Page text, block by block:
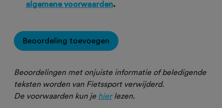
algemene voorwaarden.
Beoordeling toevoegen
Beoordelingen met onjuiste informatie of beledigende
teksten worden van Fietssport verwijderd.
De voorwaarden kun je hierlezen.